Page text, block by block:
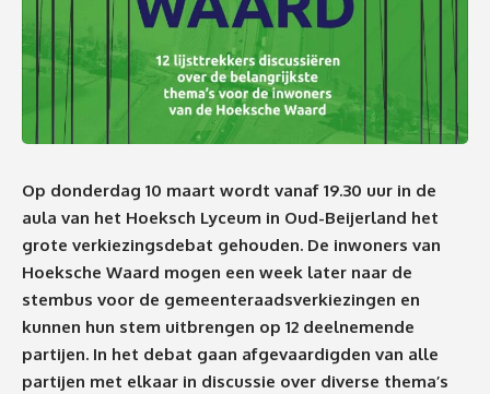
Op donderdag 10 maart wordt vanaf 19.30 uur in de
aula van het Hoeksch Lyceum in Oud-Beijerland het
grote verkiezingsdebat gehouden. De inwoners van
Hoeksche Waard mogen een week later naar de
stembus voor de gemeenteraadsverkiezingen en
kunnen hun stem uitbrengen op 12 deelnemende
partijen. In het debat gaan afgevaardigden van alle
partijen met elkaar in discussie over diverse thema’s